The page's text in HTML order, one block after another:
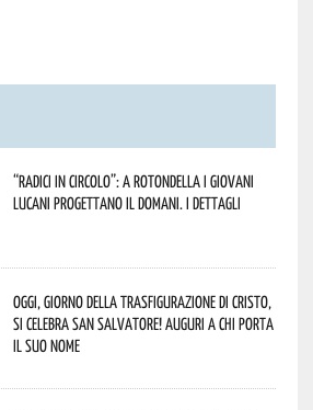
“Radici in Circolo”: a Rotondella i giovani
lucani progettano il domani. I dettagli
Oggi, giorno della Trasfigurazione di Cristo,
si celebra San Salvatore! Auguri a chi porta
il suo nome